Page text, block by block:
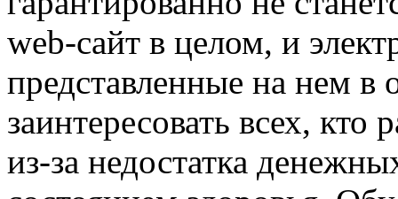
web-сайт в целом, и
представленные на нем в
заинтересовать всех,
из-за недостатка